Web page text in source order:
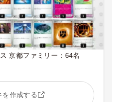
京都ファミリー：64名
を作成する